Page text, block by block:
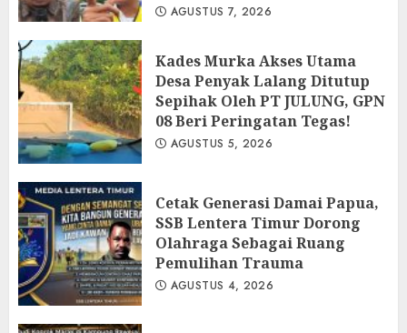
AGUSTUS 7, 2026
Kades Murka Akses Utama
Desa Penyak Lalang Ditutup
Sepihak Oleh PT JULUNG, GPN
08 Beri Peringatan Tegas!
AGUSTUS 5, 2026
Cetak Generasi Damai Papua,
SSB Lentera Timur Dorong
Olahraga Sebagai Ruang
Pemulihan Trauma
AGUSTUS 4, 2026